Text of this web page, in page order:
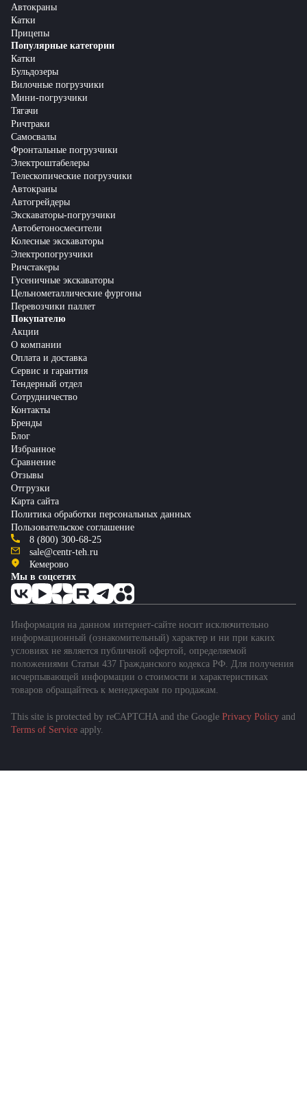
Автокраны
Катки
Прицепы
Популярные категории
Катки
Бульдозеры
Вилочные погрузчики
Мини-погрузчики
Тягачи
Ричтраки
Самосвалы
Фронтальные погрузчики
Электроштабелеры
Телескопические погрузчики
Автокраны
Автогрейдеры
Экскаваторы-погрузчики
Автобетоносмесители
Колесные экскаваторы
Электропогрузчики
Ричстакеры
Гусеничные экскаваторы
Цельнометаллические фургоны
Перевозчики паллет
Покупателю
Акции
О компании
Оплата и доставка
Сервис и гарантия
Тендерный отдел
Сотрудничество
Контакты
Бренды
Блог
Избранное
Сравнение
Отзывы
Отгрузки
Карта сайта
Политика обработки персональных данных
Пользовательское соглашение
8 (800) 300-68-25
sale@centr-teh.ru
Кемерово
Мы в соцсетях
Информация на данном интернет-сайте носит исключительно
информационный (ознакомительный) характер и ни при каких
условиях не является публичной офертой, определяемой
положениями Статьи 437 Гражданского кодекса РФ. Для получения
исчерпывающей информации о стоимости и характеристиках
товаров обращайтесь к менеджерам по продажам.
This site is protected by reCAPTCHA and the Google Privacy Policy and
Terms of Service apply.